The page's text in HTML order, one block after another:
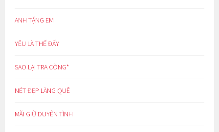
ANH TẶNG EM
YÊU LÀ THẾ ĐẤY
SAO LẠI TRA CÒNG*
NÉT ĐẸP LÀNG QUÊ
MÃI GIỮ DUYÊN TÌNH